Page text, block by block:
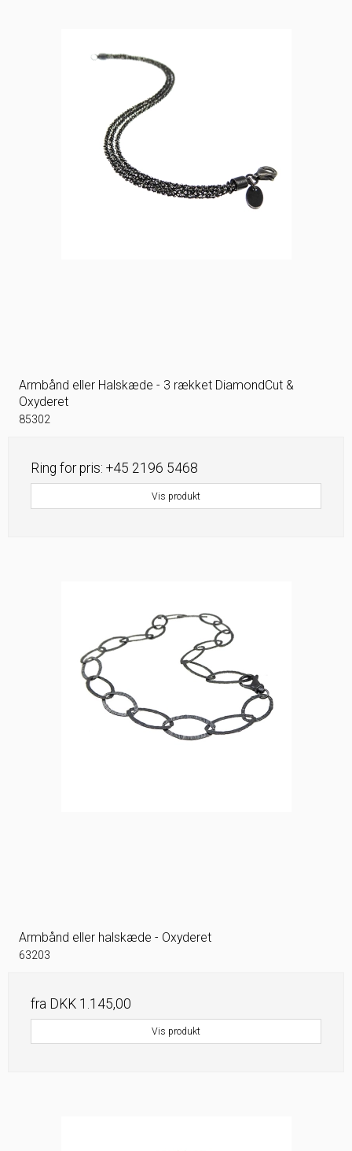
Armbånd eller Halskæde - 3 rækket DiamondCut &
Oxyderet
85302
Ring for pris: +45 2196 5468
Vis produkt
Armbånd eller halskæde - Oxyderet
63203
fra DKK 1.145,00
Vis produkt